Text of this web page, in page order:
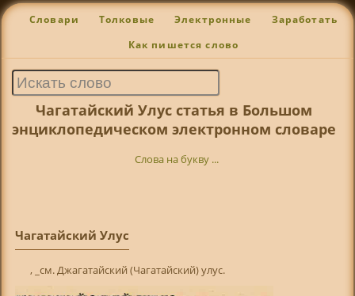
Словари Толковые Электронные Заработать
Как пишется слово
Чагатайский Улус статья в Большом
энциклопедическом электронном словаре
Слова на букву ...
Чагатайский Улус
, _см. Джагатайский (Чагатайский) улус.